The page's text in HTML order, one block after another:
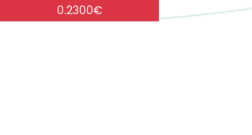
0.2300€